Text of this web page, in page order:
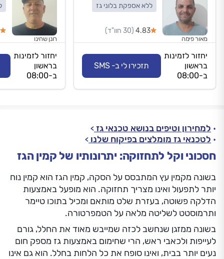
ללא אספקת בלוני גז
4.83 (30 חוו"ד)
מאור פימה
יחזור לזמינות
בראשון
ב-08:00
תזכירו לי ב- SMS
רונן שהינו
יחזור לזמינות
בראשון
ב-08:00
למחירון וטיפים בנושא טכנאי גז
לטכנאי גז מומלצים בפיקוח שלנו
חסכוני וקל לתחזוקה: יתרונותיו של קמין הגז
בשונה מקמין עץ המתבסס על הסקה, קמין הגז הוא קמין נוח
יותר לתפעול ואינו מצריך תחזוקה. הוא מופעל באמצעות
הדלקה פשוטה, בעזרת שלט מותאם ומכיל בתוכו טיימר
ותרמוסטט לשליטה מלאה על הטמפרטורה.
בשונה ממזגן שנחשב לכזה שמייבש מאוד את החלל, גורם
לעייפות ולכאבי ראש, הרי שחימום באמצעות גז מספק חום
נעים יותר בבית, ואינו סופח את כל הלחות בחלל. הוא גם אינו